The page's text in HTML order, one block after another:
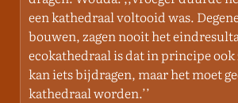
een kathedraal voltooid was.
bouwen, zagen nooit het
ecokathedraal is dat in principe ook
kan iets bijdragen, maar het moet
kathedraal worden.’’